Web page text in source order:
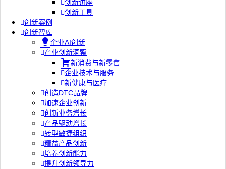
创新讲座
创新工具
创新案例
创新智库
企业AI创新
产业创新洞察
新消费与新零售
企业技术与服务
新健康与医疗
创造DTC品牌
加速企业创新
创新业务增长
产品驱动增长
转型敏捷组织
精益产品创新
培养创新能力
提升创新领导力